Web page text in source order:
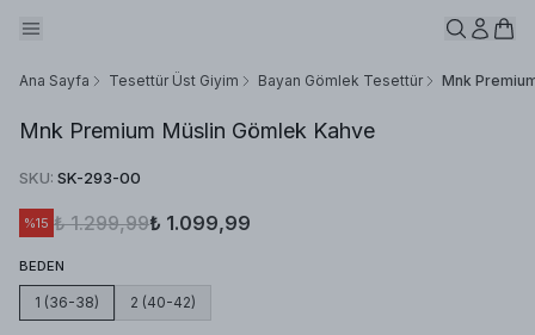
Ana Sayfa Tesettür Üst Giyim Bayan Gömlek Tesettür Mnk
Mnk Premium Müslin Gömlek Kahve
SKU: SK-293-00
%15 ₺ 1.299,99₺ 1.099,99
BEDEN
1 (36-38) 2 (40-42)